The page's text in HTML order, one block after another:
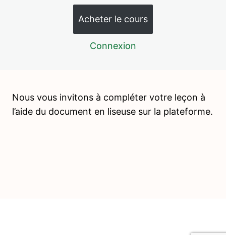
L’analyse de la lecture, stade 2
Nature des mots et analyse de la lecture, enrichissement
Rédaction de l’introduction de langage – 2
Fabrication de matériel
Acheter le cours
Connexion
Nous vous invitons à compléter votre leçon à
l’aide du document en liseuse sur la plateforme.